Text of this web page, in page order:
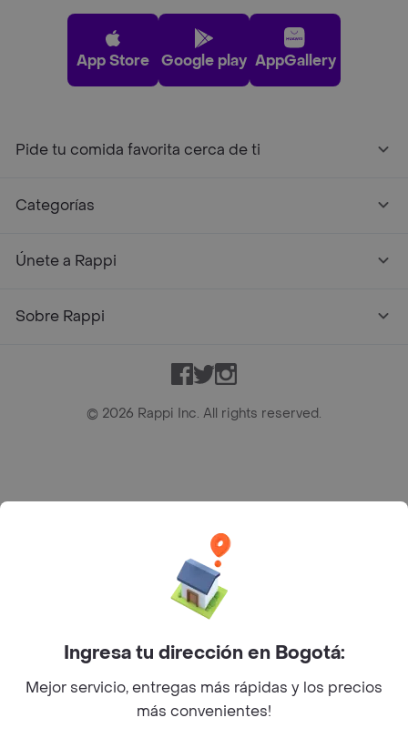
App Store Google play AppGallery
Pide tu comida favorita cerca de ti
Categorías
Únete a Rappi
Sobre Rappi
Facebook
TwitterInstagram
© 2026 Rappi Inc. All rights reserved.
Bogotá D.C. --- notificacionesrappi@rappi.com
Ingresa tu dirección en Bogotá:
Mejor servicio, entregas más rápidas y los precios
más convenientes!